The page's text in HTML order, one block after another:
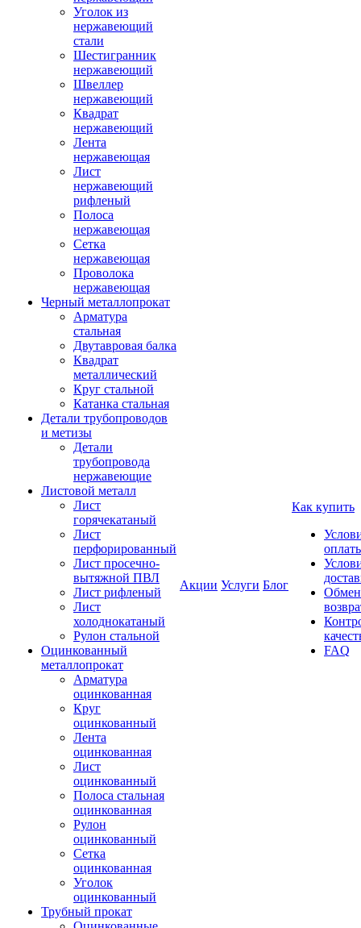
Уголок из
нержавеющий
стали
Шестигранник
нержавеющий
Швеллер
нержавеющий
Квадрат
нержавеющий
Лента
нержавеющая
Лист
нержавеющий
рифленый
Полоса
нержавеющая
Сетка
нержавеющая
Проволока
нержавеющая
Черный металлопрокат
Арматура
стальная
Двутавровая балка
Квадрат
металлический
Круг стальной
Катанка стальная
Детали трубопроводов
и метизы
Детали
трубопровода
нержавеющие
Листовой металл
Лист
горячекатаный
Лист
перфорированный
Лист просечно-
вытяжной ПВЛ
Лист рифленый
Лист
холоднокатаный
Рулон стальной
Оцинкованный
металлопрокат
Арматура
оцинкованная
Круг
оцинкованный
Лента
оцинкованная
Лист
оцинкованный
Полоса стальная
оцинкованная
Рулон
оцинкованный
Сетка
оцинкованная
Уголок
оцинкованный
Трубный прокат
Акции Услуги Блог
Как купить
FAQ